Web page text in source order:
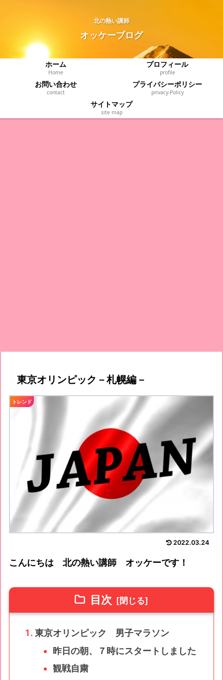
北の熱い講師
オッケーブログ
ホーム
Home
プロフィール
profile
お問い合わせ
contact
プライバシーポリシー
privacy‐Policy
サイトマップ
site map
東京オリンピック－札幌編－
トレンド
2022.03.24
こんにちは 北の熱い講師 オッケーです！
目次
東京オリンピック 男子マラソン
昨日の朝、７時にスタートしました
観戦自粛